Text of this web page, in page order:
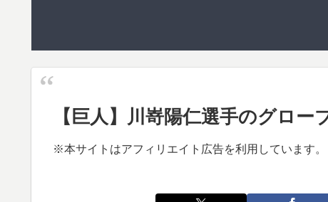
【巨人】川嵜陽仁選手のグロー
※本サイトはアフィリエイト広告を利用しています。